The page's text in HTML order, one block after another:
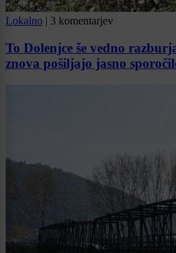
Lokalno | 3 komentarjev
To Dolenjce še vedno
znova pošiljajo jasno